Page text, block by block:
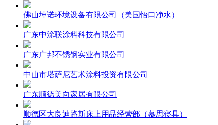
佛山坤诺环境设备有限公司（美国怡口净水）
广东中涂联涂料科技有限公司
广东广邦不锈钢实业有限公司
中山市塔萨尼艺术涂料投资有限公司
广东顺德美向家居有限公司
顺德区大良迪路斯床上用品经营部（慕思寝具）